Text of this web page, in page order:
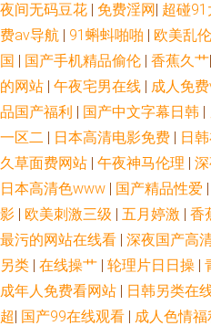
夜间无码豆花 | 免费淫网| 超碰91
费av导航 | 91蝌蚪啪啪 | 欧美乱
国 | 国产手机精品偷伦 | 香蕉久艹|
的网站 | 午夜宅男在线 | 成人免
品国产福利 | 国产中文字幕日韩 |
一区二 | 日本高清电影免费 | 日
久草面费网站 | 午夜神马伦理 |
日本高清色www | 国产精品性爱 |
影 | 欧美刺激三级 | 五月婷激 | 香
最污的网站在线看 | 深夜国产高
另类 | 在线操艹 | 轮理片日日操 |
成年人免费看网站 | 日韩另类在
超| 国产99在线观看 | 成人色情